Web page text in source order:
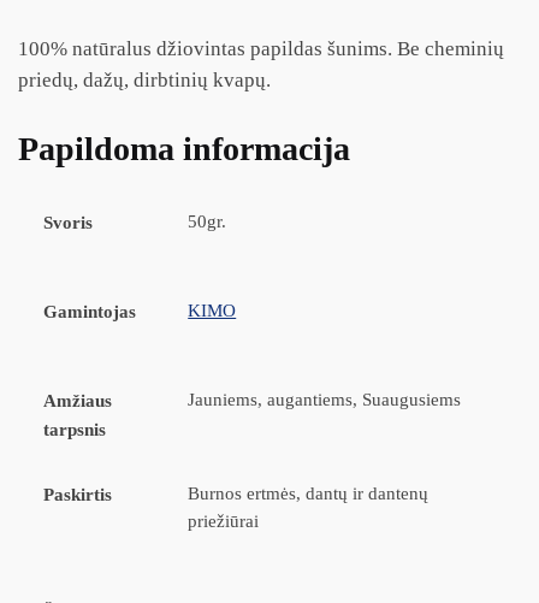
100% natūralus džiovintas papildas šunims. Be cheminių
priedų, dažų, dirbtinių kvapų.
Papildoma informacija
Svoris 50gr.
Gamintojas KIMO
Amžiaus
tarpsnis
Jauniems, augantiems, Suaugusiems
Paskirtis
Burnos ertmės, dantų ir dantenų
priežiūrai